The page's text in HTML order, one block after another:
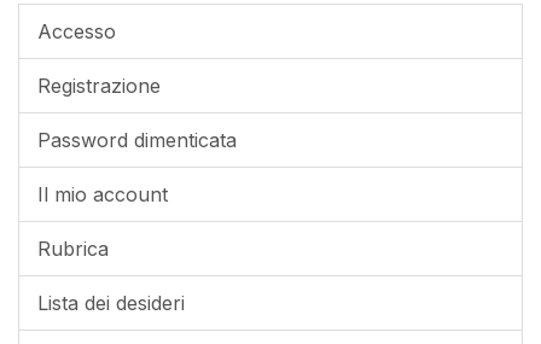
Accesso
Registrazione
Password dimenticata
Il mio account
Rubrica
Lista dei desideri